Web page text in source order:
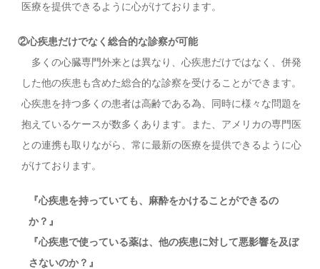
医療を提供できるように心がけております。
②心疾患だけでなく総合的な診察が可能
多くの心臓専門外来とは異なり、心疾患だけではなく、併発
した他の疾患も含めた総合的な診察を受けることができます。
心疾患を持つ多くの患者は高齢である為、同時に様々な問題を
抱えているケースが数多くあります。また、アメリカの専門医
との連携も取りながら、常に最新の医療を提供できるように心
がけております。
『心疾患を持っていても、麻酔をかけることができるの
か？』
『心疾患で使っている薬は、他の疾患に対して悪影響を及ぼ
さないのか？』